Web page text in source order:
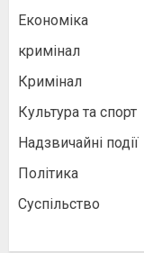
Економіка
кримінал
Кримінал
Культура та спорт
Надзвичайні події
Політика
Суспільство